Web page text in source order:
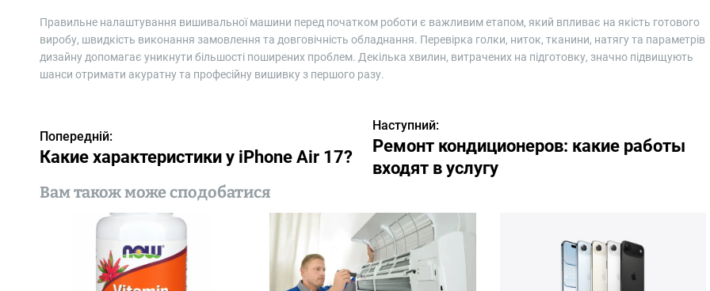
Правильне налаштування вишивальної машини перед початком роботи є важливим етапом, який впливає на якість готового
виробу, швидкість виконання замовлення та довговічність обладнання. Перевірка голки, ниток, тканини, натягу та параметрів
дизайну допомагає уникнути більшості поширених проблем. Декілька хвилин, витрачених на підготовку, значно підвищують
шанси отримати акуратну та професійну вишивку з першого разу.
Н
а
в
Попередній:
Какие характеристики у iPhone Air 17?
Наступний:
Ремонт кондиционеров: какие работы
входят в услугу
Вам також може сподобатися